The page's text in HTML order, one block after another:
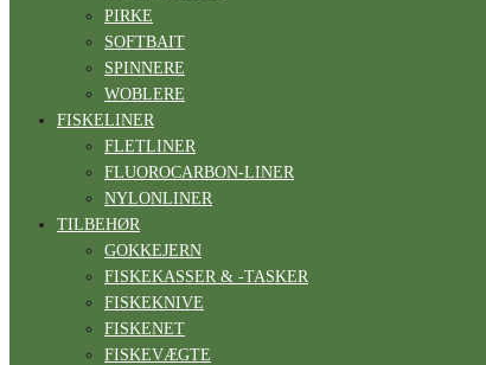
PIRKE
SOFTBAIT
SPINNERE
WOBLERE
FISKELINER
FLETLINER
FLUOROCARBON-LINER
NYLONLINER
TILBEHØR
GOKKEJERN
FISKEKASSER & -TASKER
FISKEKNIVE
FISKENET
FISKEVÆGTE